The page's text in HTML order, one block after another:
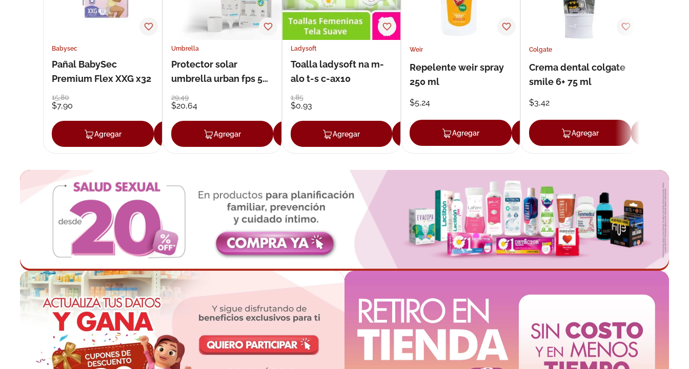
Babysec
Pañal BabySec
Premium Flex XXG x32
15,80
$7,90
Agregar Agregar
Umbrella
Protector solar
umbrella urban fps 50
50 g
29,49
$20,64
Agregar Agregar
Ladysoft
Toalla ladysoft na m-
alo t-s c-ax10
1,85
$0,93
Agregar Agregar
Weir
Repelente weir spray
250 ml
$5,24
Agregar Agregar
Colgate
Crema dental colgate
smile 6+ 75 ml
$3,42
Agregar